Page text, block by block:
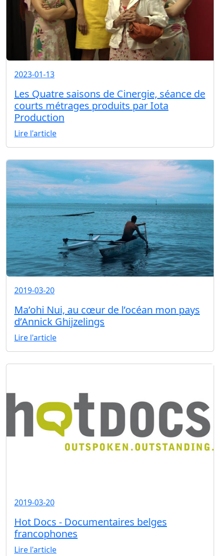
2023-01-13
Les Quatre saisons de Cinergie, séance de
courts métrages produits par Iota
Production
Lire l'article
2019-03-20
Ma’ohi Nui, au cœur de l’océan mon pays
d’Annick Ghijzelings
Lire l'article
2019-03-20
Hot Docs - Documentaires belges
francophones
Lire l'article